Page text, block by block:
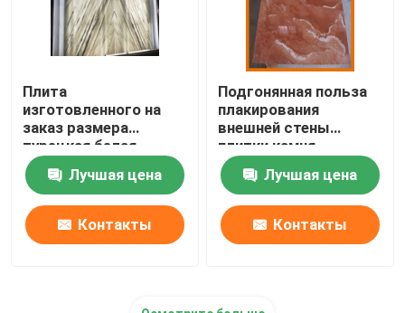
Плита
изготовленного на
заказ размера
турецкая белая
мраморная для
коммерчески и
жилого
Лучшая цена
Контакты
Подгонянная польза
плакирования
внешней стены
плитки камня
мрамора оранжевого
красного цвета
размера
Лучшая цена
Контакты